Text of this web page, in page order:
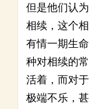
但是他们认
相续，这个
有情一期生
种对相续的
活着，而对
极端不乐，